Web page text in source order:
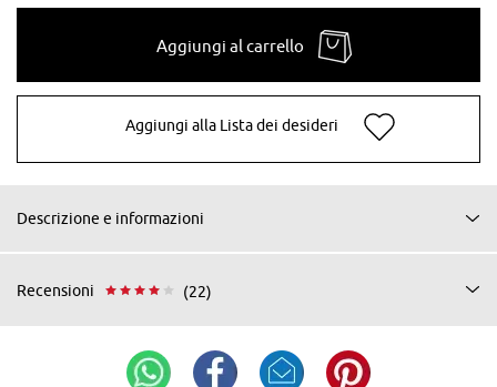
Aggiungi al carrello
Aggiungi alla Lista dei desideri
Descrizione e informazioni
Recensioni (22)